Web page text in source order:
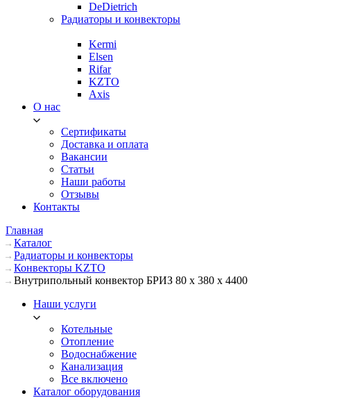
DeDietrich
Радиаторы и конвекторы
Kermi
Elsen
Rifar
KZTO
Axis
О нас
Сертификаты
Доставка и оплата
Вакансии
Статьи
Наши работы
Отзывы
Контакты
Главная
Каталог
Радиаторы и конвекторы
Конвекторы KZTO
Внутрипольный конвектор БРИЗ 80 х 380 х 4400
Наши услуги
Котельные
Отопление
Водоснабжение
Канализация
Все включено
Каталог оборудования